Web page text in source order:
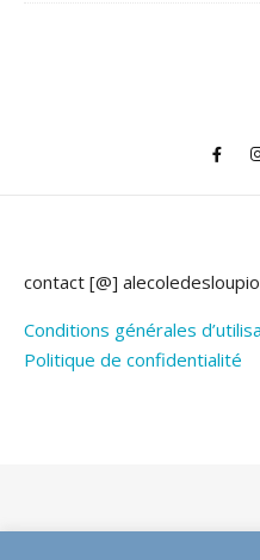
contact [@]
Conditions générales
Politique de confidentialité